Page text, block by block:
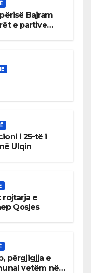
Bajram
e partive
i 25-të i
Ulqin
rojtarja e
Qosjes
përgjigjja e
vetëm në